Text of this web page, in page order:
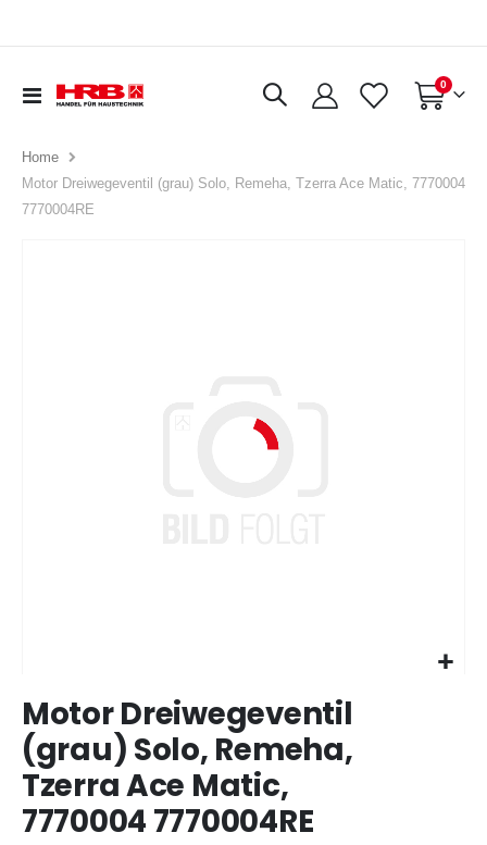
Navigation
Warenkorb
0Artikel
Home
Motor Dreiwegeventil (grau) Solo, Remeha, Tzerra Ace Matic, 7770004
7770004RE
Anfang
der
Bildergalerie
springen
Motor Dreiwegeventil
(grau) Solo, Remeha,
Tzerra Ace Matic,
7770004 7770004RE